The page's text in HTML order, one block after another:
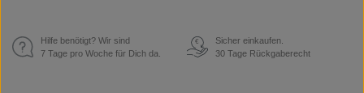
Hilfe benötigt? Wir sind
7 Tage pro Woche für Dich da.
€
Sicher einkaufen.
30 Tage Rückgaberecht